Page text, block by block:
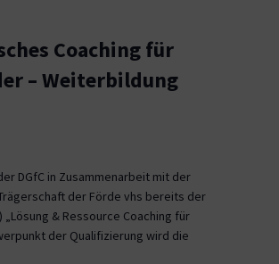
Coaching für
– Weiterbildung
DGfC in Zusammenarbeit mit der
der Förde vhs bereits der
& Ressource Coaching für
der Qualifizierung wird die